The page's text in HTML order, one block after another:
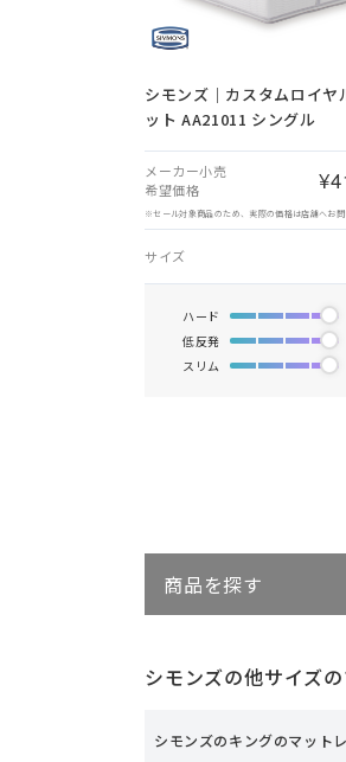
シモンズ｜カスタムロイヤ
ット AA21011 シングル
メーカー小売
希望価格
※セール対象商品のため、実際の価格は店舗へお
サイズ
ハード
低反発
スリム
商品を探す
シモンズの他サイズ
シモンズのキングのマット